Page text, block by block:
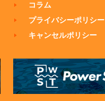
コラム
プライバシーポリシー
キャンセルポリシー